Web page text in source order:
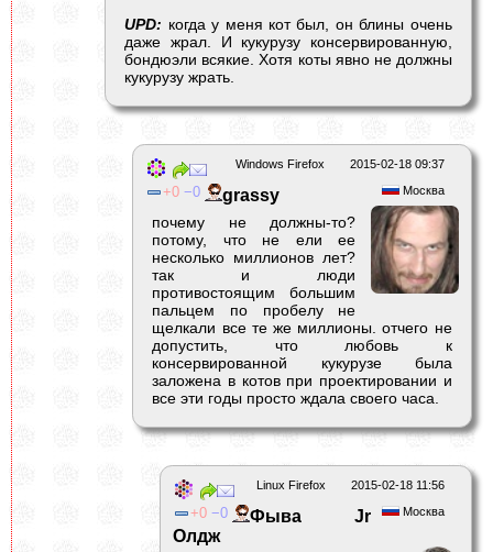
UPD: когда у меня кот был, он блины очень
даже жрал. И кукурузу консервированную,
бондюэли всякие. Хотя коты явно не должны
кукурузу жрать.
2015-02-18 09:37
Windows Firefox
Москва
0 0 grassy
почему не должны-то?
потому, что не ели ее
несколько миллионов лет?
так и люди
противостоящим большим
пальцем по пробелу не
щелкали все те же миллионы. отчего не
допустить, что любовь к
консервированной кукурузе была
заложена в котов при проектировании и
все эти годы просто ждала своего часа.
2015-02-18 11:56
Linux Firefox
Москва
0 0
Фыва Jr
Олдж